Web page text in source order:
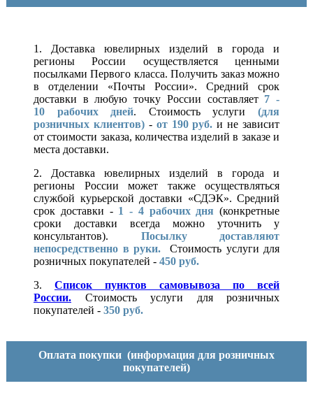
1. Доставка ювелирных изделий в города и
регионы России осуществляется ценными
посылками Первого класса. Получить заказ можно
в отделении «Почты России». Средний срок
доставки в любую точку России составляет 7 -
10 рабочих дней. Стоимость услуги(для
розничных клиентов)- от 190 руб. и не зависит
от стоимости заказа, количества изделий в заказе и
места доставки.
2. Доставка ювелирных изделий в города и
регионы России может также осуществляться
службой курьерской доставки «СДЭК». Средний
срок доставки - 1 - 4 рабочих дня (конкретные
сроки доставки всегда можно уточнить у
консультантов). Посылку доставляют
непосредственно в руки.
Стоимость услуги для
розничных покупателей - 450 руб.
3. Список пунктов самовывоза по всей
России.
Стоимость услуги для розничных
покупателей - 350 руб.
Оплата покупки (информация для розничных
покупателей)